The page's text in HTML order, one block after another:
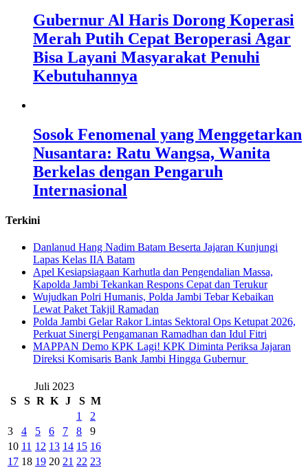
Gubernur Al Haris Dorong Koperasi
Merah Putih Cepat Beroperasi Agar
Bisa Layani Masyarakat Penuhi
Kebutuhannya
Sosok Fenomenal yang Menggetarkan
Nusantara: Ratu Wangsa, Wanita
Berkelas dengan Pengaruh
Internasional
Terkini
Danlanud Hang Nadim Batam Beserta Jajaran Kunjungi
Lapas Kelas IIA Batam
Apel Kesiapsiagaan Karhutla dan Pengendalian Massa,
Kapolda Jambi Tekankan Respons Cepat dan Terukur
Wujudkan Polri Humanis, Polda Jambi Tebar Kebaikan
Lewat Paket Takjil Ramadan
Polda Jambi Gelar Rakor Lintas Sektoral Ops Ketupat 2026,
Perkuat Sinergi Pengamanan Ramadhan dan Idul Fitri
‎MAPPAN Demo KPK Lagi! KPK Diminta Periksa Jajaran
Direksi Komisaris Bank Jambi Hingga Gubernur ‎
Juli 2023
S
S R K J S M
1
2
3
4 5 6 7 8
9
10 11 12 13 14 15 16
17 18 19 20 21 22 23